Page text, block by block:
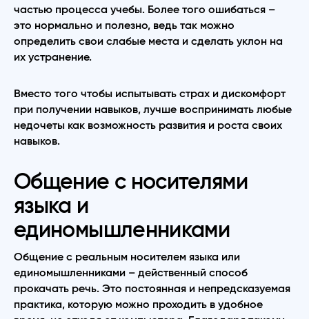
частью процесса учебы. Более того ошибаться –
это нормально и полезно, ведь так можно
определить свои слабые места и сделать уклон на
их устранение.
Вместо того чтобы испытывать страх и дискомфорт
при получении навыков, лучше воспринимать любые
недочеты как возможность развития и роста своих
навыков.
Общение с носителями
языка и
единомышленниками
Общение с реальным носителем языка или
единомышленниками – действенный способ
прокачать речь. Это постоянная и непредсказуемая
практика, которую можно проходить в удобное